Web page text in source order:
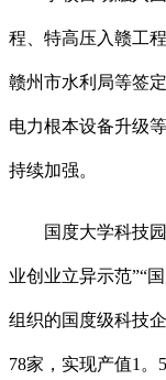
程、特高压入赣工
赣州市水利局等签
电力根本设备升级
持续加强。
国度大学科技园
业创业立异示范”“
组织的国度级科技
78家，实现产值1